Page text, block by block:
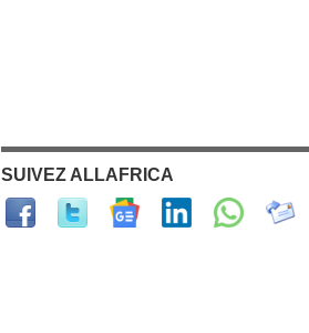
SUIVEZ ALLAFRICA